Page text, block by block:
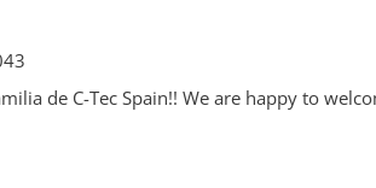
de C-Tec Spain!! We are happy to